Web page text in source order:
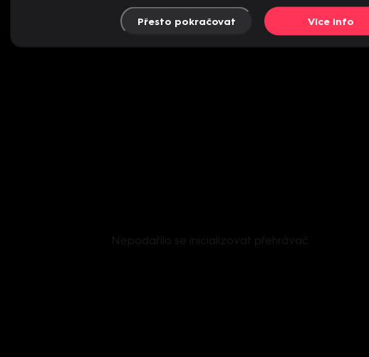
Nepodařilo se inicializovat přehrávač
Přesto pokračovat Více info